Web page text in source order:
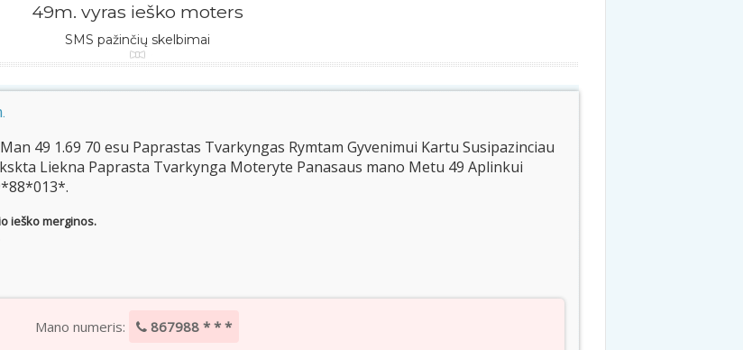
49m. vyras ieško moters
SMS pažinčių skelbimai
49 1.69 70 esu Paprastas Tvarkyngas Rymtam Gyvenimui Kartu Susipazinciau
Liekna Paprasta Tvarkynga Moteryte Panasaus mano Metu 49 Aplinkui
ieško merginos.
Mano numeris:
867988 * * *